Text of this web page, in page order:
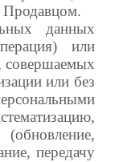
Продавцом.
данных
или
совершаемых
или без
(обновление,
передачу